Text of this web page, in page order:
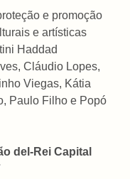
e promoção
e artísticas
Haddad
Cláudio Lopes,
Viegas, Kátia
Paulo Filho e Popó
del-Rei Capital